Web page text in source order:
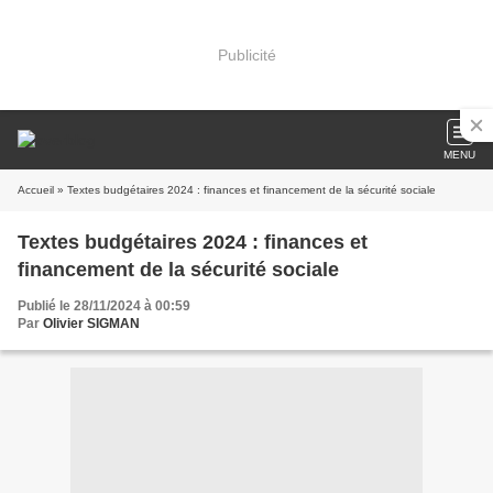
Publicité
MENU
Accueil » Textes budgétaires 2024 : finances et financement de la sécurité sociale
Textes budgétaires 2024 : finances et
financement de la sécurité sociale
Publié le 28/11/2024 à 00:59
Par Olivier SIGMAN